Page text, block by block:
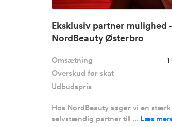
Eksklusiv partner mulighed
NordBeauty Østerbro
Omsætning
Overskud før skat
Udbudspris
Hos NordBeauty søger vi en
selvstændig partner til ... Læs